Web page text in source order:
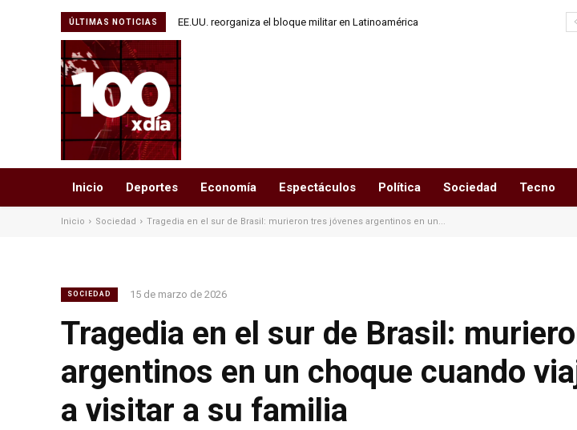
ÚLTIMAS NOTICIAS EE.UU. reorganiza el bloque militar en Latinoamérica
Inicio Deportes Economía Espectáculos Política Sociedad Tecno
Inicio Sociedad Tragedia en el sur de Brasil: murieron tres jóvenes argentinos en un...
SOCIEDAD 15 de marzo de 2026
Tragedia en el sur de Brasil:
argentinos en un choque cuando
a visitar a su familia